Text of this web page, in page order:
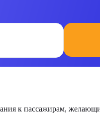
к пассажирам,